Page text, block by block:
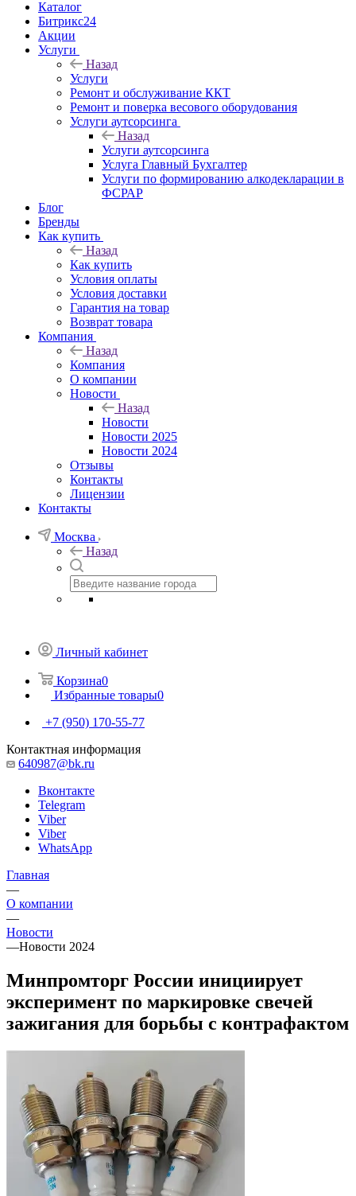
Каталог
Битрикс24
Акции
Услуги
Назад
Услуги
Ремонт и обслуживание ККТ
Ремонт и поверка весового оборудования
Услуги аутсорсинга
Назад
Услуги аутсорсинга
Услуга Главный Бухгалтер
Услуги по формированию алкодекларации в
ФСРАР
Блог
Бренды
Как купить
Назад
Как купить
Условия оплаты
Условия доставки
Гарантия на товар
Возврат товара
Компания
Назад
Компания
О компании
Новости
Назад
Новости
Новости 2025
Новости 2024
Отзывы
Контакты
Лицензии
Контакты
Москва
Назад
Личный кабинет
Корзина0
Избранные товары0
+7 (950) 170-55-77
Контактная информация
640987@bk.ru
Вконтакте
Telegram
Viber
Viber
WhatsApp
Главная
—
О компании
—
Новости
—Новости 2024
Минпромторг России инициирует
эксперимент по маркировке свечей
зажигания для борьбы с контрафактом